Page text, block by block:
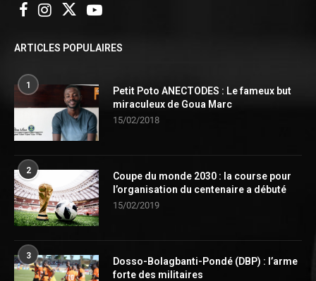
ARTICLES POPULAIRES
1
Petit Poto ANECTODES : Le fameux but
miraculeux de Goua Marc
15/02/2018
2
Coupe du monde 2030 : la course pour
l’organisation du centenaire a débuté
15/02/2019
3
Dosso-Bolagbanti-Pondé (DBP) : l’arme
forte des militaires